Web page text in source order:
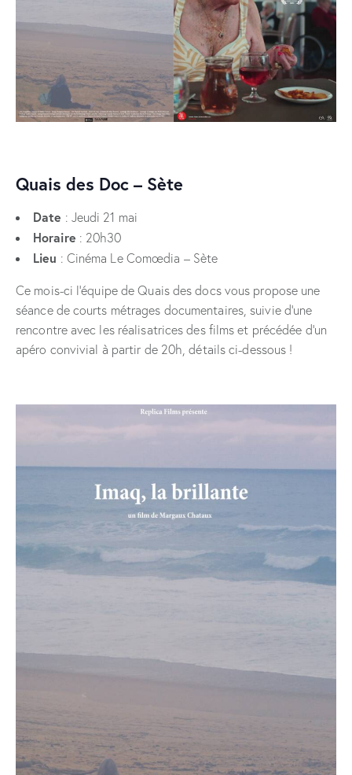
Quais des Doc – Sète
Date : Jeudi 21 mai
Horaire : 20h30
Lieu : Cinéma Le Comœdia – Sète
Ce mois-ci l’équipe de Quais des docs vous propose une
séance de courts métrages documentaires, suivie d’une
rencontre avec les réalisatrices des films et précédée d’un
apéro convivial à partir de 20h, détails ci-dessous !